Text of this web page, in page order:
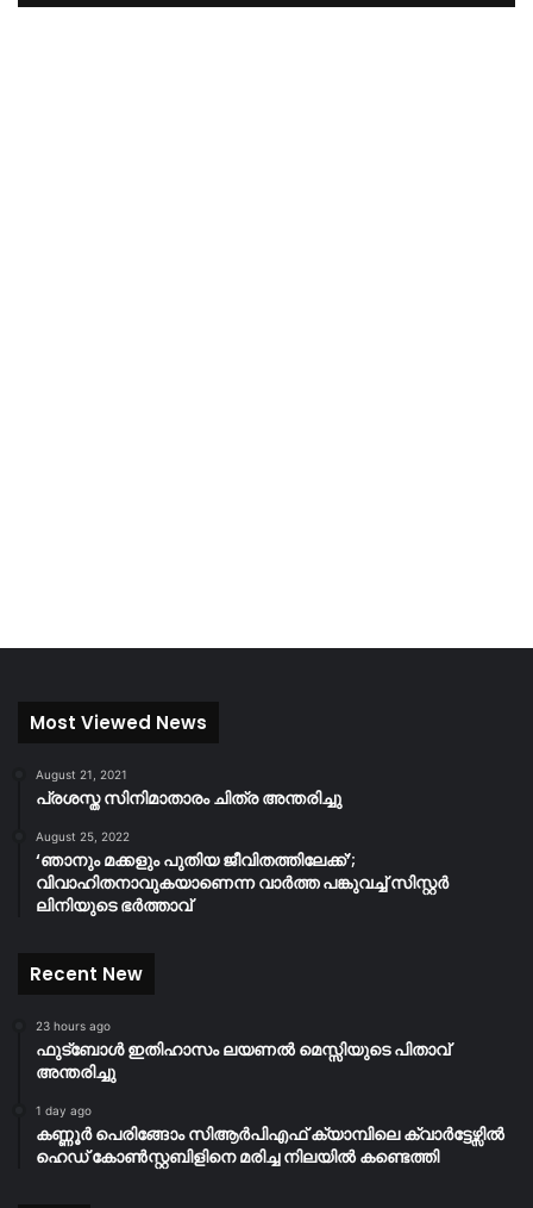
Most Viewed News
August 21, 2021
പ്രശസ്ത സിനിമാതാരം ചിത്ര അന്തരിച്ചു
August 25, 2022
‘ഞാനും മക്കളും പുതിയ ജീവിതത്തിലേക്ക്’;
വിവാഹിതനാവുകയാണെന്ന വാർത്ത പങ്കുവച്ച് സിസ്റ്റർ
ലിനിയുടെ ഭർത്താവ്
Recent New
23 hours ago
ഫുട്ബോൾ ഇതിഹാസം ലയണൽ മെസ്സിയുടെ പിതാവ്
അന്തരിച്ചു
1 day ago
കണ്ണൂർ പെരിങ്ങോം സിആർപിഎഫ് ക്യാമ്പിലെ ക്വാർട്ടേഴ്സിൽ
ഹെഡ് കോൺസ്റ്റബിളിനെ മരിച്ച നിലയിൽ കണ്ടെത്തി